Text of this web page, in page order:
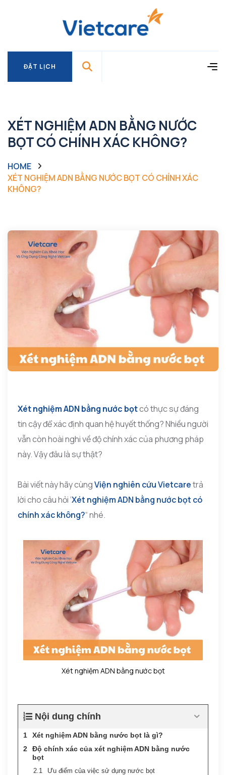
ĐẶT LỊCH
XÉT NGHIỆM ADN BẰNG NƯỚC
BỌT CÓ CHÍNH XÁC KHÔNG?
HOME
XÉT NGHIỆM ADN BẰNG NƯỚC BỌT CÓ CHÍNH XÁC
KHÔNG?
Xét nghiệm ADN bằng nước bọtcó thực sự đáng
tin cậy để xác định quan hệ huyết thống? Nhiều người
vẫn còn hoài nghi về độ chính xác của phương pháp
này. Vậy đâu là sự thật?
Bài viết này hãy cùngViện nghiên cứu Vietcaretrả
lời cho câu hỏi ‘Xét nghiệm ADN bằng nước bọt có
chính xác không?“ nhé.
Xét nghiệm ADN bằng nước bọt
Nội dung chính
Xét nghiệm ADN bằng nước bọt là gì?
Độ chính xác của xét nghiệm ADN bằng nước
bọt
Ưu điểm của việc sử dụng nước bọt